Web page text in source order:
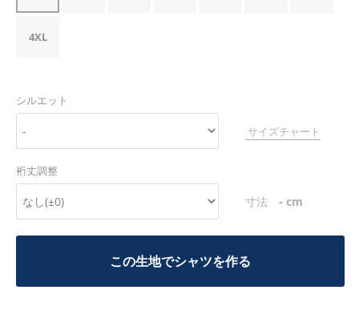
4XL
シルエット
サイズチャート
裄丈調整
寸法 - cm
この生地でシャツを作る